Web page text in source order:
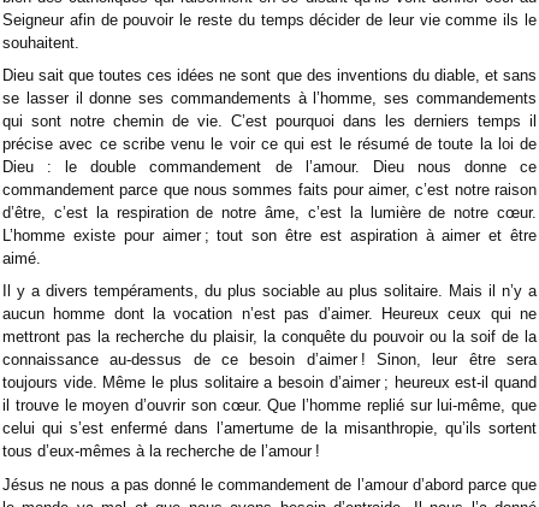
Seigneur afin de pouvoir le reste du temps décider de leur vie comme ils le
souhaitent.
Dieu sait que toutes ces idées ne sont que des inventions du diable, et sans
se lasser il donne ses commandements à l’homme, ses commandements
qui sont notre chemin de vie. C’est pourquoi dans les derniers temps il
précise avec ce scribe venu le voir ce qui est le résumé de toute la loi de
Dieu : le double commandement de l’amour. Dieu nous donne ce
commandement parce que nous sommes faits pour aimer, c’est notre raison
d’être, c’est la respiration de notre âme, c’est la lumière de notre cœur.
L’homme existe pour aimer ; tout son être est aspiration à aimer et être
aimé.
Il y a divers tempéraments, du plus sociable au plus solitaire. Mais il n’y a
aucun homme dont la vocation n’est pas d’aimer. Heureux ceux qui ne
mettront pas la recherche du plaisir, la conquête du pouvoir ou la soif de la
connaissance au-dessus de ce besoin d’aimer ! Sinon, leur être sera
toujours vide. Même le plus solitaire a besoin d’aimer ; heureux est-il quand
il trouve le moyen d’ouvrir son cœur. Que l’homme replié sur lui-même, que
celui qui s’est enfermé dans l’amertume de la misanthropie, qu’ils sortent
tous d’eux-mêmes à la recherche de l’amour !
Jésus ne nous a pas donné le commandement de l’amour d’abord parce que